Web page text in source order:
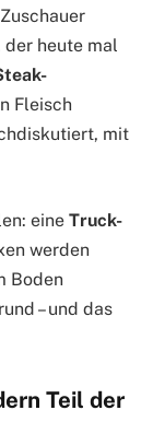
der heute mal
Fleisch
mit
eine Truck-
werden
Boden
– und das
Teil der